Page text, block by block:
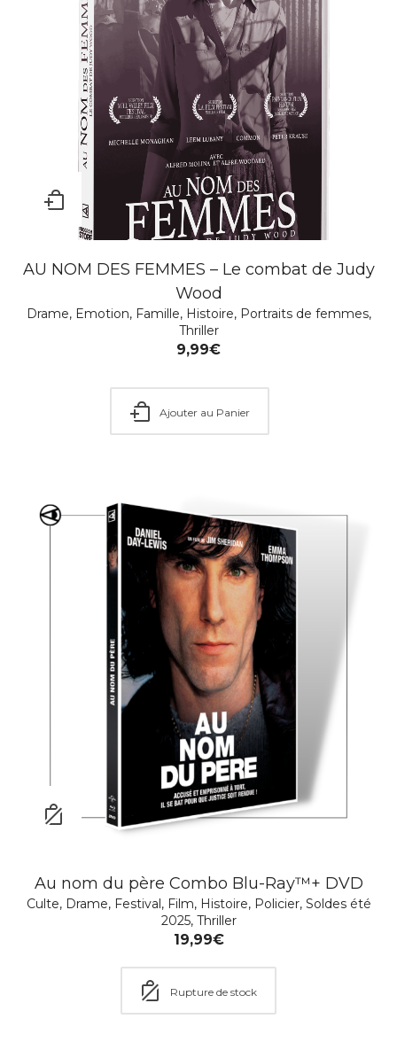
AU NOM DES FEMMES – Le combat de Judy
Wood
Drame, Emotion, Famille, Histoire, Portraits de femmes,
Thriller
9,99€
Ajouter au Panier
Au nom du père Combo Blu-Ray™+ DVD
Culte, Drame, Festival, Film, Histoire, Policier, Soldes été
2025, Thriller
19,99€
Rupture de stock
Action,Aventure ,Drame,Film, PÂQUES 2026 ,Policier,
Soldes Hiver 2026
25,00€
Aventure,Comédie romantique, Culte,Drame,Emotion
Patrimoine,Portraits de femmes, Romance,Sagas
romantiques,Série TV,
99,99€
Rupture de stock